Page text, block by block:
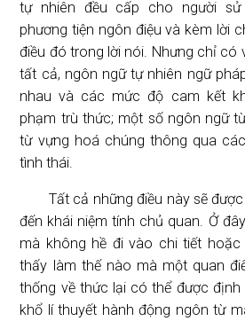
tự nhiên đều cấp cho người sử
phương tiện ngôn điệu và kèm lời
điều đó trong lời nói. Nhưng chỉ có
tất cả, ngôn ngữ tự nhiên ngữ
nhau và các mức độ cam kết
phạm trù thức; một số ngôn ngữ
từ vựng hoá chúng thông qua
tình thái.
Tất cả những điều này sẽ
đến khái niệm tính chủ quan. Ở
mà không hề đi vào chi tiết
thấy làm thế nào mà một quan
thống về thức lại có thể được
khổ lí thuyết hành động ngôn từ